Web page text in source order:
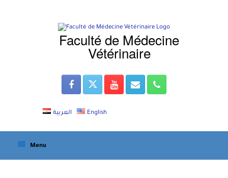
Faculté de Médecine
Vétérinaire
العربية English
Menu